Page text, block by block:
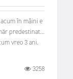
în mâini e
predestinat...
vreo 3 ani.
3258